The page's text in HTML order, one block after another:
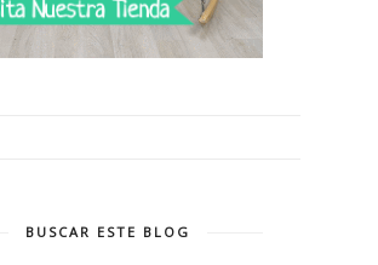
BUSCAR ESTE BLOG